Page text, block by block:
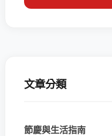
文章分類
節慶與生活指南